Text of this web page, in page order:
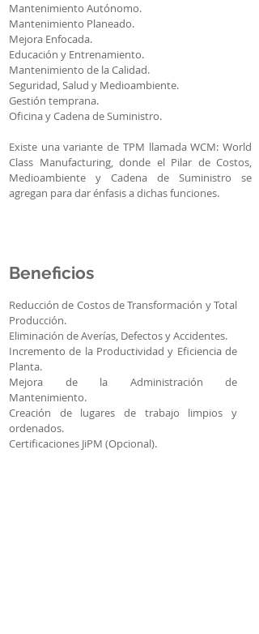
Mantenimiento Autónomo.
Mantenimiento Planeado.
Mejora Enfocada.
Educación y Entrenamiento.
Mantenimiento de la Calidad.
Seguridad, Salud y Medioambiente.
Gestión temprana.
Oficina y Cadena de Suministro.
Existe una variante de TPM llamada WCM: World
Class Manufacturing, donde el Pilar de Costos,
Medioambiente y Cadena de Suministro se
agregan para dar énfasis a dichas funciones.
Beneficios
Reducción de Costos de Transformación y Total
Producción.
Eliminación de Averías, Defectos y Accidentes.
Incremento de la Productividad y Eficiencia de
Planta.
Mejora de la Administración de
Mantenimiento.
Creación de lugares de trabajo limpios y
ordenados.
Certificaciones JiPM (Opcional).